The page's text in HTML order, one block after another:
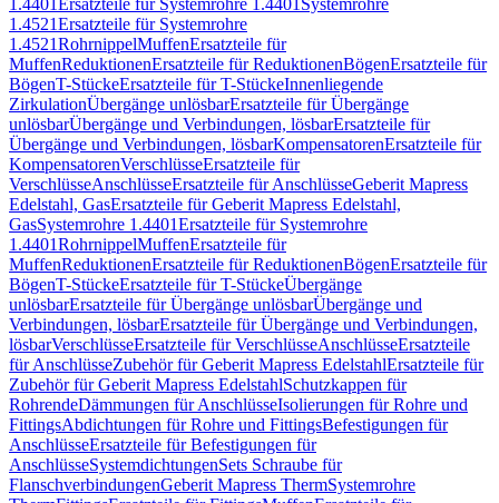
1.4401Ersatzteile für Systemrohre 1.4401 Systemrohre
1.4521Ersatzteile für Systemrohre
1.4521RohrnippelMuffenErsatzteile für
MuffenReduktionenErsatzteile für ReduktionenBögenErsatzteile für
BögenT-StückeErsatzteile für T-StückeInnenliegende
ZirkulationÜbergänge unlösbarErsatzteile für Übergänge
unlösbarÜbergänge und Verbindungen, lösbarErsatzteile für
Übergänge und Verbindungen, lösbarKompensatorenErsatzteile für
KompensatorenVerschlüsseErsatzteile für
VerschlüsseAnschlüsseErsatzteile für AnschlüsseGeberit Mapress
Edelstahl, GasErsatzteile für Geberit Mapress Edelstahl,
GasSystemrohre 1.4401Ersatzteile für Systemrohre
1.4401RohrnippelMuffenErsatzteile für
MuffenReduktionenErsatzteile für ReduktionenBögenErsatzteile für
BögenT-StückeErsatzteile für T-StückeÜbergänge
unlösbarErsatzteile für Übergänge unlösbarÜbergänge und
Verbindungen, lösbarErsatzteile für Übergänge und Verbindungen,
lösbarVerschlüsseErsatzteile für VerschlüsseAnschlüsseErsatzteile
für AnschlüsseZubehör für Geberit Mapress EdelstahlErsatzteile für
Zubehör für Geberit Mapress EdelstahlSchutzkappen für
RohrendeDämmungen für AnschlüsseIsolierungen für Rohre und
FittingsAbdichtungen für Rohre und FittingsBefestigungen für
AnschlüsseErsatzteile für Befestigungen für
AnschlüsseSystemdichtungenSets Schraube für
FlanschverbindungenGeberit Mapress ThermSystemrohre